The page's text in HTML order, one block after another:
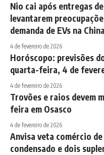
Nio cai após entregas
levantarem
demanda de EVs na China
4 de fevereiro de 2026
Horóscopo: previsões
quarta-feira, 4 de
4 de fevereiro de 2026
Trovões e raios devem
feira em Osasco
4 de fevereiro de 2026
Anvisa veta comércio
condensado e dois